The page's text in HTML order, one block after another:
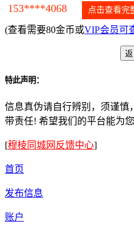
153****4068 点击查看完
(查看需要80金币或VIP会员可
特此声明：
信息真伪请自行辨别，须谨慎
带责任! 希望我们的平台能为
[穆棱同城网反馈中心]
首页
发布信息
账户